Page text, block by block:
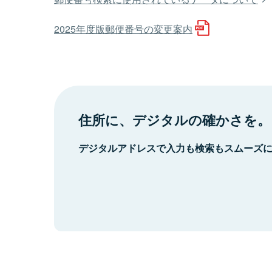
2025年度版郵便番号の変更案内
住所に、デジタルの確かさを。
デジタルアドレスで入力も検索もスムーズ